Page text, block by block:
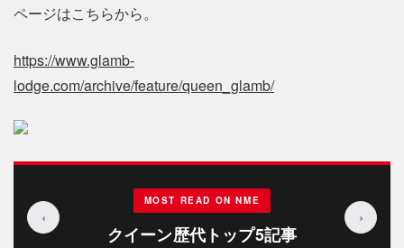
ページはこちらから。
https://www.glamb-
lodge.com/archive/feature/queen_glamb/
‹
MOST READ ON NME
クイーン歴代トップ5記事
›